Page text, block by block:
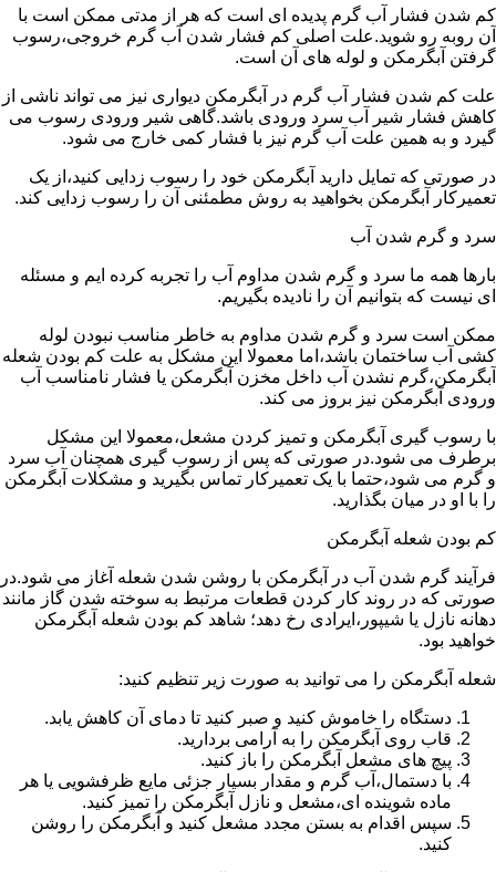
کم شدن فشار آب گرم پدیده ای است که هر از مدتی ممکن است با
آن روبه رو شوید.علت اصلی کم فشار شدن آب گرم خروجی،رسوب
گرفتن آبگرمکن و لوله های آن است.
علت کم شدن فشار آب گرم در آبگرمکن دیواری نیز می تواند ناشی از
کاهش فشار شیر آب سرد ورودی باشد.گاهی شیر ورودی رسوب می
گیرد و به همین علت آب گرم نیز با فشار کمی خارج می شود.
در صورتی که تمایل دارید آبگرمکن خود را رسوب زدایی کنید،از یک
تعمیرکار آبگرمکن بخواهید به روش مطمئنی آن را رسوب زدایی کند.
سرد و گرم شدن آب
بارها همه ما سرد و گرم شدن مداوم آب را تجربه کرده ایم و مسئله
ای نیست که بتوانیم آن را نادیده بگیریم.
ممکن است سرد و گرم شدن مداوم به خاطر مناسب نبودن لوله
کشی آب ساختمان باشد،اما معمولا این مشکل به علت کم بودن شعله
آبگرمکن،گرم نشدن آب داخل مخزن آبگرمکن یا فشار نامناسب آب
ورودی آبگرمکن نیز بروز می کند.
با رسوب گیری آبگرمکن و تمیز کردن مشعل،معمولا این مشکل
برطرف می شود.در صورتی که پس از رسوب گیری همچنان آب سرد
و گرم می شود،حتما با یک تعمیرکار تماس بگیرید و مشکلات آبگرمکن
را با او در میان بگذارید.
کم بودن شعله آبگرمکن
فرآیند گرم شدن آب در آبگرمکن با روشن شدن شعله آغاز می شود.در
صورتی که در روند کار کردن قطعات مرتبط به سوخته شدن گاز مانند
دهانه نازل یا شیپور،ایرادی رخ دهد؛ شاهد کم بودن شعله آبگرمکن
خواهید بود.
شعله آبگرمکن را می توانید به صورت زیر تنظیم کنید:
دستگاه را خاموش کنید و صبر کنید تا دمای آن کاهش یابد.
قاب روی آبگرمکن را به آرامی بردارید.
پیچ های مشعل آبگرمکن را باز کنید.
با دستمال،آب گرم و مقدار بسیار جزئی مایع ظرفشویی یا هر
ماده شوینده ای،مشعل و نازل آبگرمکن را تمیز کنید.
سپس اقدام به بستن مجدد مشعل کنید و آبگرمکن را روشن
کنید.